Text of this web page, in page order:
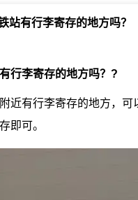
站有行李寄存的地方吗？
行李寄存的地方吗？ ?
近有行李寄存的地方，
即可。